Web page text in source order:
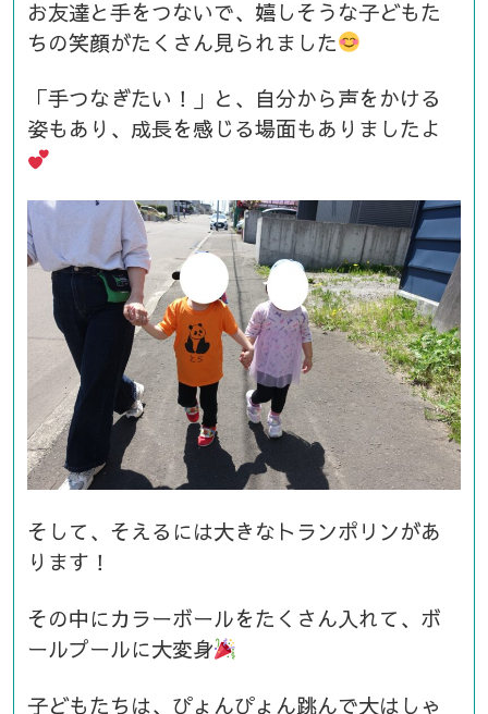
お友達と手をつないで、嬉しそうな子どもた
ちの笑顔がたくさん見られました
「手つなぎたい！」と、自分から声をかける
姿もあり、成長を感じる場面もありましたよ
そして、そえるには大きなトランポリンがあ
ります！
その中にカラーボールをたくさん入れて、ボ
ールプールに大変身
子どもたちは、ぴょんぴょん跳んで大はしゃ